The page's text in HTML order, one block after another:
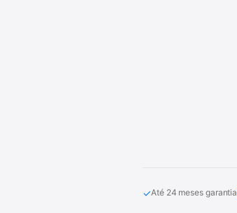
✓Até 24 meses garantia